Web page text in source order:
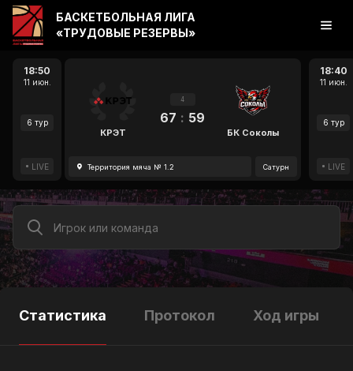
18:50
11 июн.
6 тур
LIVE
КРЭТ
4
67 : 59
БК Соколы
Территория мяча № 1.2 Сатурн
18:40
11 июн.
6 тур
LIVE
БАСКЕТБОЛЬНАЯ ЛИГА
«ТРУДОВЫЕ РЕЗЕРВЫ»
Статистика Протокол Ход игры